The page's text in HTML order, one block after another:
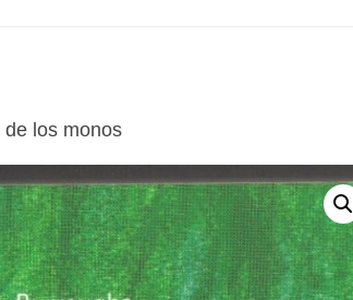
de los monos